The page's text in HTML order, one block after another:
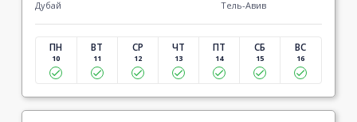
Дубай Тель-Авив
ПН
10
ВТ
11
СР
12
ЧТ
13
ПТ
14
СБ
15
ВС
16